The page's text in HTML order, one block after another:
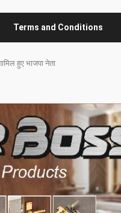
Terms and Conditions
हुए भाजपा नेता